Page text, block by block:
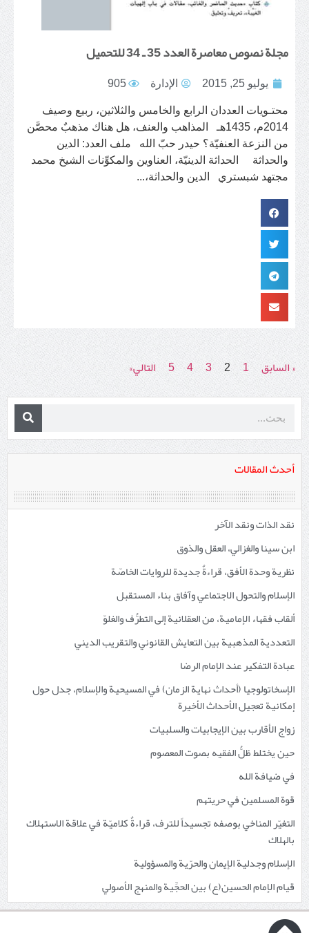
أحدث المقالات
نقد الذات ونقد الآخر
ابن سينا والغزالي، العقل والذوق
نظرية وحدة الأفق، قراءةٌ جديدة للروايات الخاصّة
الإسلام والتحول الاجتماعي وآفاق بناء المستقبل
ألقاب فقهاء الإمامية، من العقلانية إلى التطرُّف والغلوّ
التعددية المذهبية بين التعايش القانوني والتقريب الديني
عبادة التفكير عند الإمام الرضا
الإسخاتولوجيا (أحداث نهاية الزمان) في المسيحية والإسلام، جدل حول
إمكانية تعجيل الأحداث الأخيرة
زواج الأقارب بين الإيجابيات والسلبيات
حين يختلط ظلُّ الفقيه بصوت المعصوم
في ضيافة الله
قوة المسلمين في حريتهم
التغيّر المناخي بوصفه تجسيداً للترف، قراءةٌ كلاميّة في علاقة الاستهلاك
بالهلاك
الإسلام وجدلية الإيمان والحرّية والمسؤولية
قيام الإمام الحسين(ع) بين الحجِّية والمنهج الأصولي
مجلة نصوص معاصرة العدد 35 ـ 34 للتحميل
يوليو 25, 2015 الإدارة 905
محتـويات العددان الرابع والخامس والثلاثين، ربيع وصيف
2014م، 1435هـ المذاهب والعنف، هل هناك مذهبٌ محصَّن
من النزعة العنفيّة؟ حيدر حبّ الله ملف العدد: الدين
والحداثة الحداثة الدينيّة، العناوين والمكوِّنات الشيخ محمد
مجتهد شبستري الدين والحداثة،...
« السابق 1
2
3
4
5 التالي»